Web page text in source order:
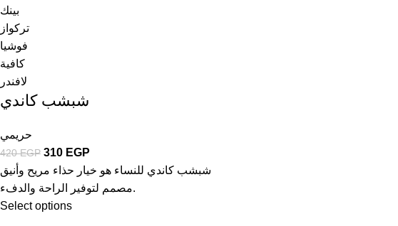
بينك
تركواز
فوشيا
كافية
لافندر
شبشب كاندي
حريمي
420EGP 310 EGP
شبشب كاندي للنساء هو خيار حذاء مريح وأنيق
مصمم لتوفير الراحة والدفء.
Select options